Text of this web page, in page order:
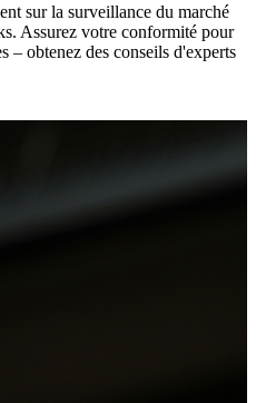
sur la surveillance du marché
Assurez votre conformité pour
– obtenez des conseils d'experts